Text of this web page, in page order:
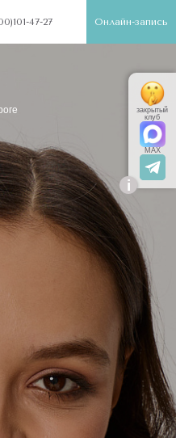
47-27 Онлайн-запись
i
закрытый
клуб
MAX